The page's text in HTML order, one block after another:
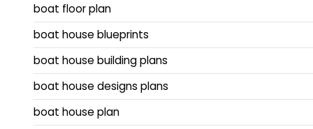
boat floor plan
boat house blueprints
boat house building plans
boat house designs plans
boat house plan